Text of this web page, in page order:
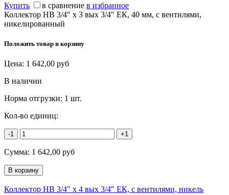
Купить в сравнение в избранное
Коллектор НВ 3/4" х 3 вых 3/4" ЕК, 40 мм, с вентилями,
никелированный
Положить товар в корзину
Цена: 1 642,00 руб
В наличии
Норма отгрузки: 1 шт.
Кол-во единиц:
-1 +1
Сумма: 1 642,00 руб
Коллектор НВ 3/4" х 4 вых 3/4" ЕК, с вентилями, никель